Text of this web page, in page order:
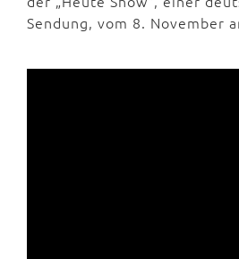
Sendung, vom 8. November